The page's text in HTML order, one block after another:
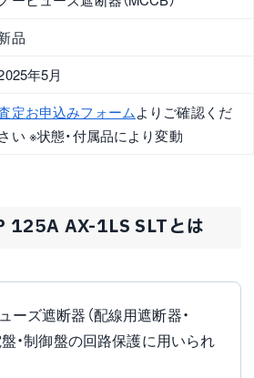
品
年5月
定お申込みフォームよりご確認くだ
さい ※状態・付属品により変動
125A AX-1LS SLTとは
ズ遮断器（配線用遮断器・
・制御盤の回路保護に用いられ